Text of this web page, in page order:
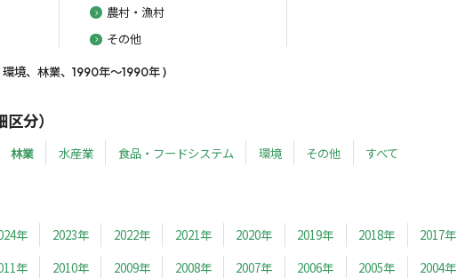
農村・漁村
その他
境、林業、1990年～1990年 )
分）
林業 水産業 食品・フードシステム 環境 その他 すべて
年 2023年 2022年 2021年 2020年 2019年 2018年 2017年
年 2010年 2009年 2008年 2007年 2006年 2005年 2004年